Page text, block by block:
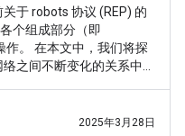
于 robots 协议 (REP) 的
个组成部分（即
作。 在本文中，我们将探
之间不断变化的关系中发
2025年3月28日